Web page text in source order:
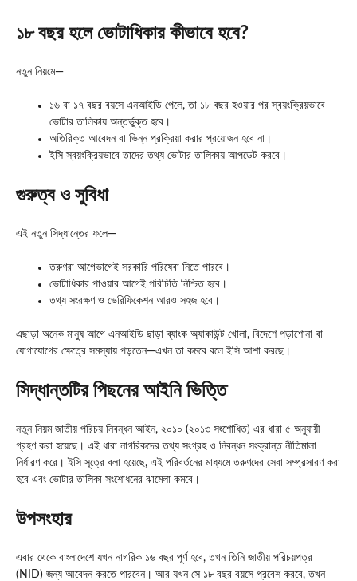
১৮ বছর হলে ভোটাধিকার কীভাবে হবে?
নতুন নিয়মে—
১৬ বা ১৭ বছর বয়সে এনআইডি পেলে, তা ১৮ বছর হওয়ার পর স্বয়ংক্রিয়ভাবে
ভোটার তালিকায় অন্তর্ভুক্ত হবে।
অতিরিক্ত আবেদন বা ভিন্ন প্রক্রিয়া করার প্রয়োজন হবে না।
ইসি স্বয়ংক্রিয়ভাবে তাদের তথ্য ভোটার তালিকায় আপডেট করবে।
গুরুত্ব ও সুবিধা
এই নতুন সিদ্ধান্তের ফলে—
তরুণরা আগেভাগেই সরকারি পরিষেবা নিতে পারবে।
ভোটাধিকার পাওয়ার আগেই পরিচিতি নিশ্চিত হবে।
তথ্য সংরক্ষণ ও ভেরিফিকেশন আরও সহজ হবে।
এছাড়া অনেক মানুষ আগে এনআইডি ছাড়া ব্যাংক অ্যাকাউন্ট খোলা, বিদেশে পড়াশোনা বা
যোগাযোগের ক্ষেত্রে সমস্যায় পড়তেন—এখন তা কমবে বলে ইসি আশা করছে।
সিদ্ধান্তটির পিছনের আইনি ভিত্তি
নতুন নিয়ম জাতীয় পরিচয় নিবন্ধন আইন, ২০১০ (২০১৩ সংশোধিত) এর ধারা ৫ অনুযায়ী
গ্রহণ করা হয়েছে। এই ধারা নাগরিকদের তথ্য সংগ্রহ ও নিবন্ধন সংক্রান্ত নীতিমালা
নির্ধারণ করে। ইসি সূত্রে বলা হয়েছে, এই পরিবর্তনের মাধ্যমে তরুণদের সেবা সম্প্রসারণ করা
হবে এবং ভোটার তালিকা সংশোধনের ঝামেলা কমবে।
উপসংহার
এবার থেকে বাংলাদেশে যখন নাগরিক ১৬ বছর পূর্ণ হবে, তখন তিনি জাতীয় পরিচয়পত্র
(NID) জন্য আবেদন করতে পারবেন। আর যখন সে ১৮ বছর বয়সে প্রবেশ করবে, তখন